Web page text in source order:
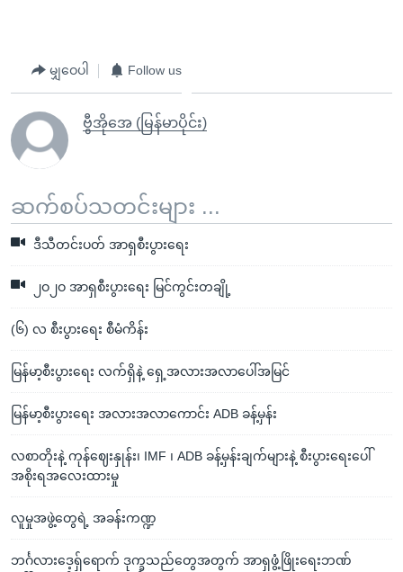
မျှဝေပါ Follow us
ဗွီအိုအေ (မြန်မာပိုင်း)
ဆက်စပ်သတင်းများ ...
ဒီသီတင်းပတ် အာရှစီးပွားရေး
၂ဝ၂ဝ အာရှစီးပွားရေး မြင်ကွင်းတချို့
(၆) လ စီးပွားရေး စီမံကိန်း
မြန်မာ့စီးပွားရေး လက်ရှိနဲ့ ရှေ့အလားအလာပေါ်အမြင်
မြန်မာ့စီးပွားရေး အလားအလာကောင်း ADB ခန့်မှန်း
လစာတိုးနဲ့ ကုန်ဈေးနှုန်း၊ IMF ၊ ADB ခန့်မှန်းချက်များနဲ့ စီးပွားရေးပေါ်
အစိုးရအလေးထားမှု
လူမှုအဖွဲ့တွေရဲ့ အခန်းကဏ္ဍ
ဘင်္ဂလားဒေ့ရှ်ရောက် ဒုက္ခသည်တွေအတွက် အာရှဖွံ့ဖြိုးရေးဘဏ်